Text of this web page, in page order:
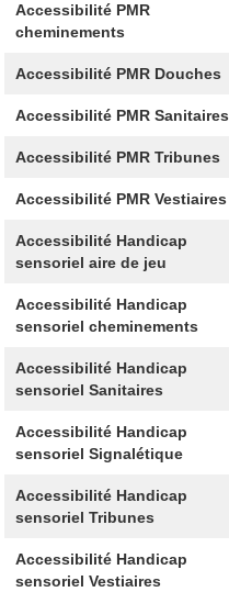
Accessibilité PMR
cheminements
Accessibilité PMR Douches
Accessibilité PMR Sanitaires
Accessibilité PMR Tribunes
Accessibilité PMR Vestiaires
Accessibilité Handicap
sensoriel aire de jeu
Accessibilité Handicap
sensoriel cheminements
Accessibilité Handicap
sensoriel Sanitaires
Accessibilité Handicap
sensoriel Signalétique
Accessibilité Handicap
sensoriel Tribunes
Accessibilité Handicap
sensoriel Vestiaires